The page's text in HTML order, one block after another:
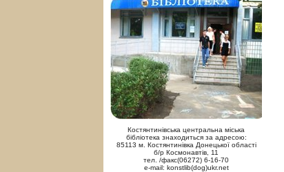
Костянтинівська центральна міська
бібліотека знаходиться за адресою:
85113 м. Костянтинівка Донецької області
б/р Космонавтів, 11
тел. /факс(06272) 6-16-70
e-mail: konstlib(dog)ukr.net